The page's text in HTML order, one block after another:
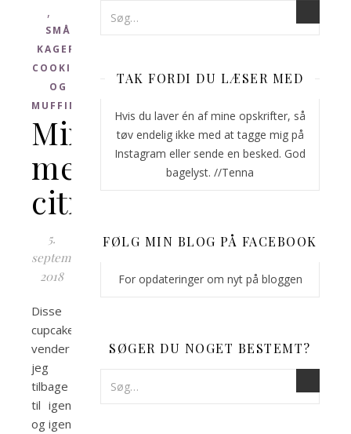
,
SMÅ
KAGER,
COOKIES
OG
MUFFINS
Minicupcakes
med
citronsmørcreme
5.
september
2018
Disse
cupcakes
vender
jeg
tilbage
til igen
og igen
TAK FORDI DU LÆSER MED
Hvis du laver én af mine opskrifter, så
tøv endelig ikke med at tagge mig på
Instagram eller sende en besked. God
bagelyst. //Tenna
FØLG MIN BLOG PÅ FACEBOOK
For opdateringer om nyt på bloggen
SØGER DU NOGET BESTEMT?